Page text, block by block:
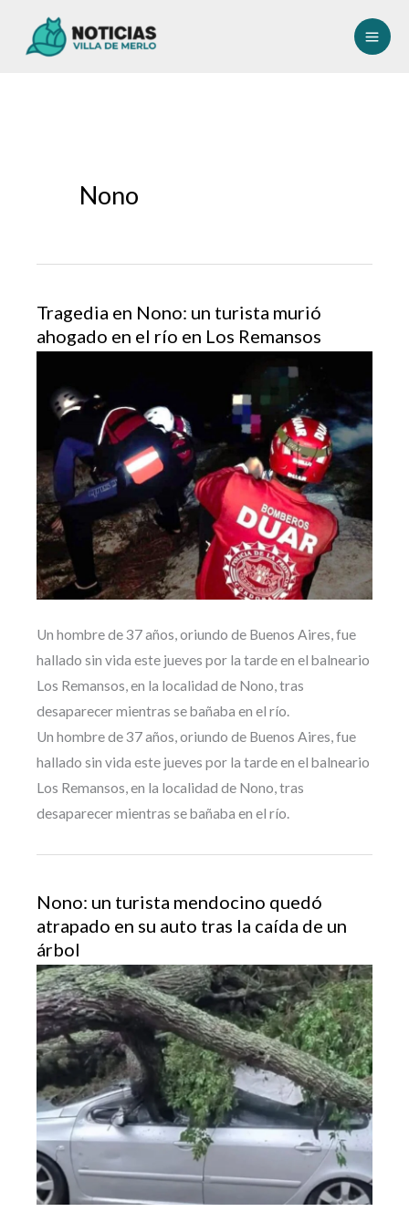
Nono
Tragedia en Nono: un turista murió
ahogado en el río en Los Remansos
Un hombre de 37 años, oriundo de Buenos Aires, fue
hallado sin vida este jueves por la tarde en el balneario
Los Remansos, en la localidad de Nono, tras
desaparecer mientras se bañaba en el río.
Un hombre de 37 años, oriundo de Buenos Aires, fue
hallado sin vida este jueves por la tarde en el balneario
Los Remansos, en la localidad de Nono, tras
desaparecer mientras se bañaba en el río.
Nono: un turista mendocino quedó
atrapado en su auto tras la caída de un
árbol